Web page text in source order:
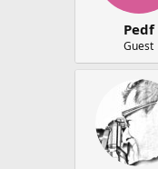
Pedf
Guest